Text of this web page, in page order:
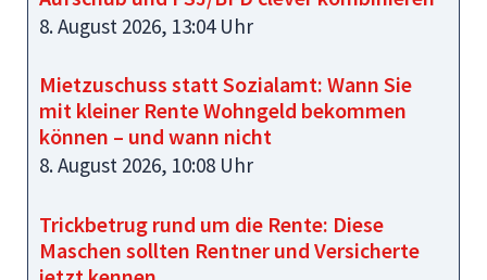
8. August 2026, 13:04 Uhr
Mietzuschuss statt Sozialamt: Wann Sie
mit kleiner Rente Wohngeld bekommen
können – und wann nicht
8. August 2026, 10:08 Uhr
Trickbetrug rund um die Rente: Diese
Maschen sollten Rentner und Versicherte